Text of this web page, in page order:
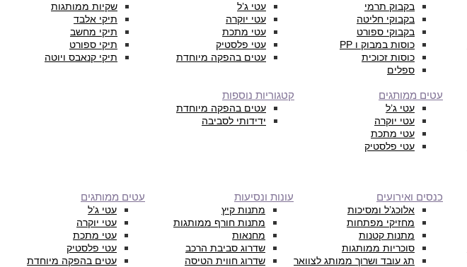
בקבוק תרמי
בקבוקי חליטה
בקבוקי ספורט
כוסות במבוק ו PP
כוסות זכוכית
ספלים
עטי ג’ל
עטי יוקרה
עטי מתכת
עטי פלסטיק
עטים בהפקה מיוחדת
שקיות ממותגות
תיקי אלבד
תיקי מחשב
תיקי ספורט
תיקי קנאבס ויוטה
עטים ממותגים
עטי ג’ל
עטי יוקרה
עטי מתכת
עטי פלסטיק
קטגוריות נוספות
עטים בהפקה מיוחדת
ידידותי לסביבה
כנסים ואירועים
אלוכג’ל ומסיכות
מחזיקי מפתחות
מתנות קטנות
סוכריות ממותגות
תג עובד ושרוך ממותג לצוואר
עונות ונסיעות
מתנות קיץ
מתנות חורף ממותגות
מחנאות
שדרוג סביבת הרכב
שדרוג חווית הטיסה
עטים ממותגים
עטי ג’ל
עטי יוקרה
עטי מתכת
עטי פלסטיק
עטים בהפקה מיוחדת